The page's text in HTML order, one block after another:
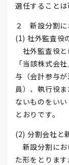
選任することは
２ 新設分割に
(1) 社外監査役
社外監査役と
「当該株式会
与（会計参与
員）、執行役
ないものをい
とおりです。
(2) 分割会社と
新設分割にお
た形をとりま